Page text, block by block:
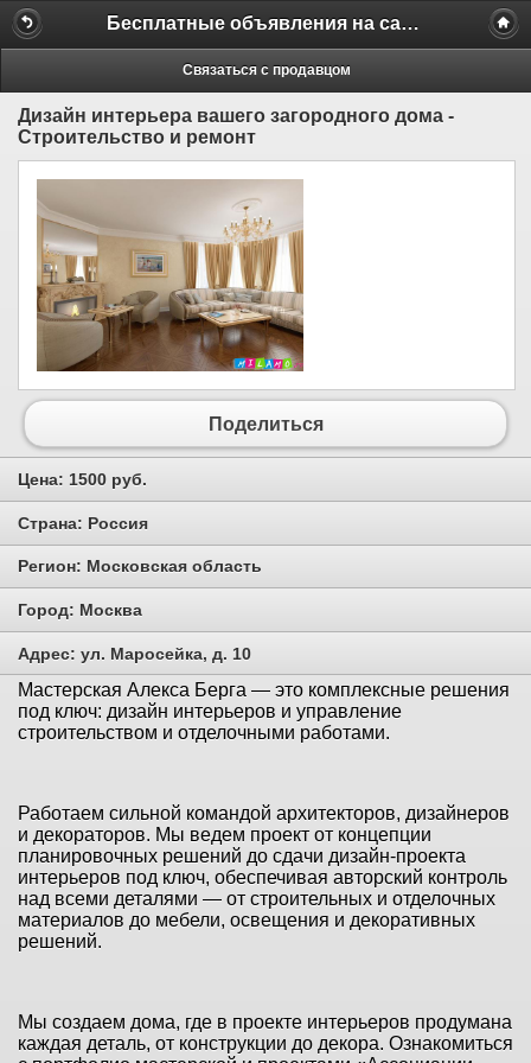
Бесплатные объявления на сайте MILAMO.ru
Связаться с продавцом
Дизайн интерьера вашего загородного дома -
Строительство и ремонт
Поделиться
Цена: 1500 руб.
Страна: Россия
Регион: Московская область
Город: Москва
Адрес: ул. Маросейка, д. 10
Мастерская Алекса Берга — это комплексные решения
под ключ: дизайн интерьеров и управление
строительством и отделочными работами.
Работаем сильной командой архитекторов, дизайнеров
и декораторов. Мы ведем проект от концепции
планировочных решений до сдачи дизайн-проекта
интерьеров под ключ, обеспечивая авторский контроль
над всеми деталями — от строительных и отделочных
материалов до мебели, освещения и декоративных
решений.
Мы создаем дома, где в проекте интерьеров продумана
каждая деталь, от конструкции до декора. Ознакомиться